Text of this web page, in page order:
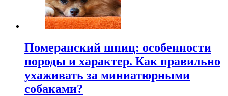
Померанский шпиц: особенности
породы и характер. Как правильно
ухаживать за миниатюрными
собаками?